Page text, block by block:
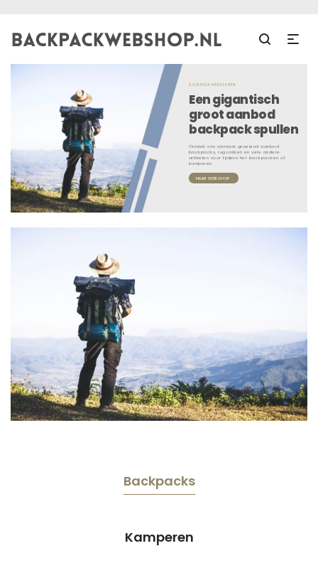
BACKPACKWEBSHOP.NL
Een gigantisch
groot aanbod
backpack spullen
Ontdek ons alsmaar groeiend aanbod
backpacks, rugzakken en vele andere
artikelen voor tijdens het backpacken of
kamperen
NAAR WEBSHOP
Backpacks
Kamperen